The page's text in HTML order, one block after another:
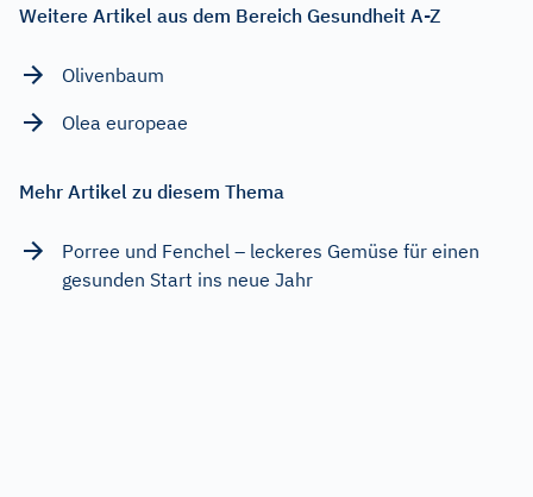
Weitere Artikel aus dem Bereich Gesundheit A-Z
Olivenbaum
Olea europeae
Mehr Artikel zu diesem Thema
Porree und Fenchel – leckeres Gemüse für einen
gesunden Start ins neue Jahr